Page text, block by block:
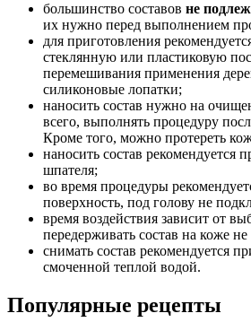
большинство составов не
их нужно перед выполнением
для приготовления
стеклянную или пластиковую
перемешивания применения
силиконовые лопатки;
наносить состав нужно на
всего, выполнять процедуру
Кроме того, можно протереть
наносить состав рекомендуется
шпателя;
во время процедуры
поверхность, под голову не
время воздействия зависит от
передерживать состав на коже не
снимать состав рекомендуется
смоченной теплой водой.
Популярные рецепты